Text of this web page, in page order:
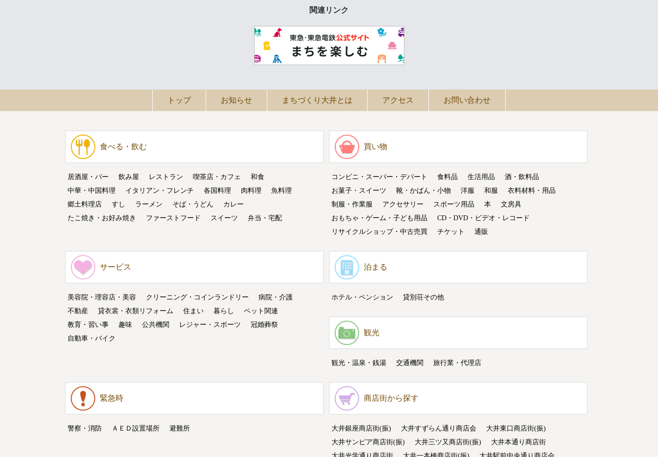
関連リンク
トップ お知らせ まちづくり大井とは アクセス お問い合わせ
食べる・飲む
居酒屋・バー 飲み屋 レストラン 喫茶店・カフェ
和食
中華・中国料理
イタリアン・フレンチ 各国料理 肉料理
魚料理
郷土料理店
すし ラーメン そば・うどん
カレー
たこ焼き・お好み焼き
ファーストフード スイーツ 弁当・宅配
買い物
コンビニ・スーパー・デパート 食料品 生活用品
酒・飲料品
お菓子・スイーツ
靴・かばん・小物 洋服 和服
衣料材料・用品
制服・作業服
アクセサリー スポーツ用品 本
文房具
おもちゃ・ゲーム・子ども用品
CD・DVD・ビデオ・レコード
リサイクルショップ・中古売買
チケット 通販
サービス
美容院・理容店・美容 クリーニング・コインランドリー
病院・介護
不動産
貸衣裳・衣類リフォーム 住まい 暮らし
ペット関連
教育・習い事
趣味 公共機関 レジャー・スポーツ
冠婚葬祭
自動車・バイク
泊まる
ホテル・ペンション 貸別荘その他
観光
観光・温泉・銭湯 交通機関 旅行業・代理店
緊急時
警察・消防 ＡＥＤ設置場所 避難所
商店街から探す
大井銀座商店街(振) 大井すずらん通り商店会
大井東口商店街(振)
大井サンピア商店街(振)
大井三ツ又商店街(振)
大井本通り商店街